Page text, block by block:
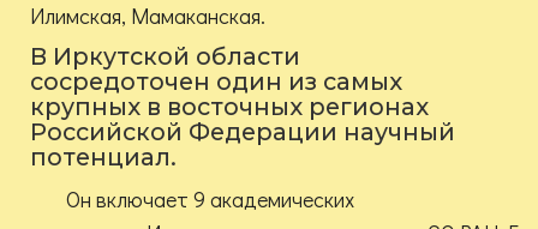
Илимская, Мамаканская.
В Иркутской области
сосредоточен один из самых
крупных в восточных регионах
Российской Федерации научный
потенциал.
Он включает 9 академических